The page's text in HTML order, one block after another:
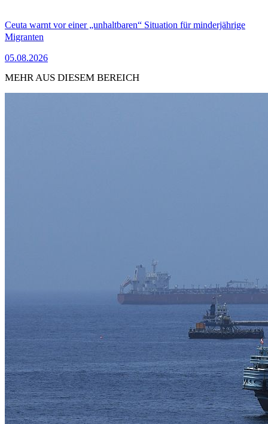
Ceuta warnt vor einer „unhaltbaren“ Situation für minderjährige
Migranten
05.08.2026
MEHR AUS DIESEM BEREICH